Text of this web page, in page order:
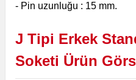
- Pin uzunluğu : 15 mm.
J Tipi Erkek
Soketi Ürün